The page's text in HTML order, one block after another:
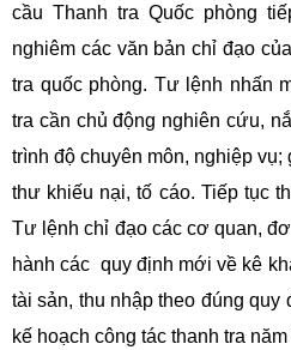
cầu Thanh tra Quốc phòng
nghiêm các văn bản chỉ đạo
tra quốc phòng. Tư lệnh nhấn
tra cần chủ động nghiên cứu,
trình độ chuyên môn, nghiệp
thư khiếu nại, tố cáo. Tiếp tục
Tư lệnh chỉ đạo các cơ quan,
hành các quy định mới về kê
tài sản, thu nhập theo đúng
kế hoạch công tác thanh tra